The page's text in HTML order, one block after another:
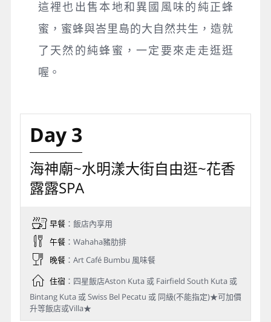
這裡也出售本地和異國風味的純正蜂
蜜，蜜蜂與峇里島的大自然共生，造就
了天然的純蜂蜜，一定要來走走逛逛
喔。
Day 3
海神廟~水明漾大街自由逛~花香
露露SPA
早餐：飯店內享用
午餐：Wahaha豬肋排
晚餐：Art Café Bumbu 風味餐
住宿：四星飯店Aston Kuta 或 Fairfield South Kuta 或
Bintang Kuta 或 Swiss Bel Pecatu 或 同級(不能指定)★可加價
升等飯店或Villa★